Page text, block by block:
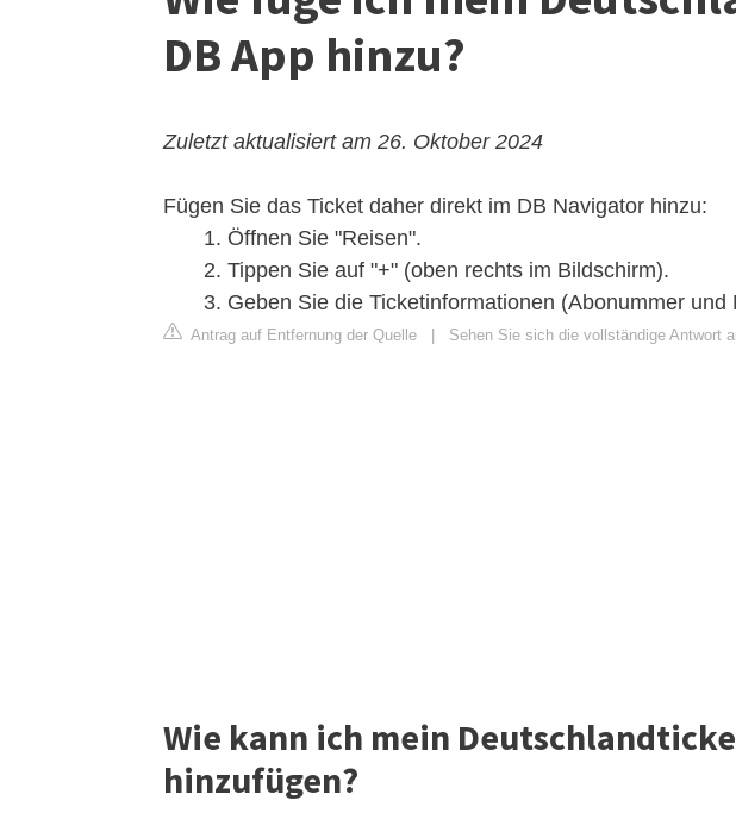
DB App hinzu?
Zuletzt aktualisiert am 26. Oktober 2024
Fügen Sie das Ticket daher direkt im DB Navigator hinzu:
Öffnen Sie "Reisen".
Tippen Sie auf "+" (oben rechts im Bildschirm).
Geben Sie die Ticketinformationen (Abonummer und
Antrag auf Entfernung der Quelle Sehen Sie sich die vollständige Antwort
Wie kann ich mein
hinzufügen?